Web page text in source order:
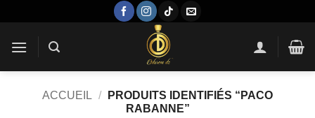
contenu
ACCUEIL /
PRODUITS IDENTIFIÉS “PACO
RABANNE”